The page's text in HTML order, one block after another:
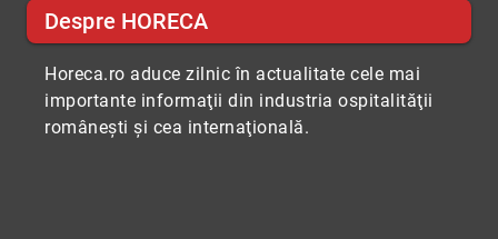
Despre HORECA
Horeca.ro aduce zilnic în actualitate cele mai
importante informaţii din industria ospitalităţii
româneşti şi cea internaţională.